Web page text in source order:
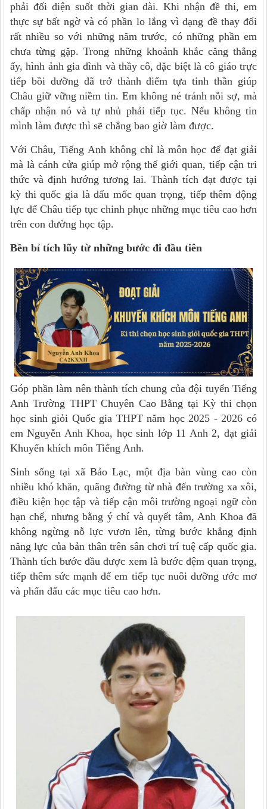
phải đối diện suốt thời gian dài. Khi nhận đề thi, em
thực sự bất ngờ và có phần lo lắng vì dạng đề thay đổi
rất nhiều so với những năm trước, có những phần em
chưa từng gặp. Trong những khoảnh khắc căng thẳng
ấy, hình ảnh gia đình và thầy cô, đặc biệt là cô giáo trực
tiếp bồi dưỡng đã trở thành điểm tựa tinh thần giúp
Châu giữ vững niềm tin. Em không né tránh nỗi sợ, mà
chấp nhận nó và tự nhủ phải tiếp tục. Nếu không tin
mình làm được thì sẽ chẳng bao giờ làm được.
Với Châu, Tiếng Anh không chỉ là môn học để đạt giải
mà là cánh cửa giúp mở rộng thế giới quan, tiếp cận tri
thức và định hướng tương lai. Thành tích đạt được tại
kỳ thi quốc gia là dấu mốc quan trọng, tiếp thêm động
lực để Châu tiếp tục chinh phục những mục tiêu cao hơn
trên con đường học tập.
Bền bỉ tích lũy từ những bước đi đầu tiên
Góp phần làm nên thành tích chung của đội tuyển Tiếng
Anh Trường THPT Chuyên Cao Bằng tại Kỳ thi chọn
học sinh giỏi Quốc gia THPT năm học 2025 - 2026 có
em Nguyễn Anh Khoa, học sinh lớp 11 Anh 2, đạt giải
Khuyến khích môn Tiếng Anh.
Sinh sống tại xã Bảo Lạc, một địa bàn vùng cao còn
nhiều khó khăn, quãng đường từ nhà đến trường xa xôi,
điều kiện học tập và tiếp cận môi trường ngoại ngữ còn
hạn chế, nhưng bằng ý chí và quyết tâm, Anh Khoa đã
không ngừng nỗ lực vươn lên, từng bước khẳng định
năng lực của bản thân trên sân chơi trí tuệ cấp quốc gia.
Thành tích bước đầu được xem là bước đệm quan trọng,
tiếp thêm sức mạnh để em tiếp tục nuôi dưỡng ước mơ
và phấn đấu các mục tiêu cao hơn.